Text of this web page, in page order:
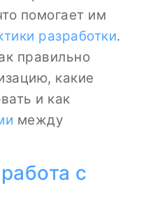
помогает им
разработки.
правильно
какие
и как
между
работа с